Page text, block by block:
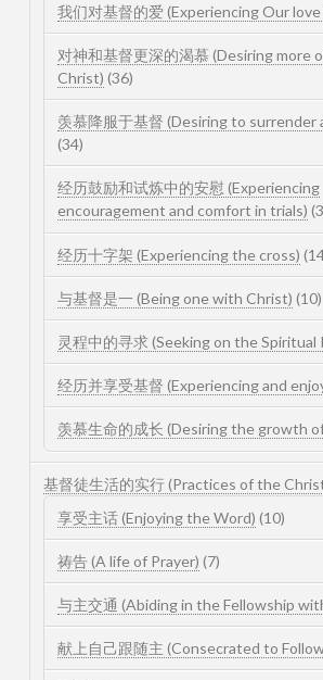
我们对基督的爱 (Experiencing Our
对神和基督更深的渴慕 (Desiring more
Christ) (36)
羡慕降服于基督 (Desiring to surrender
(34)
经历鼓励和试炼中的安慰 (Experiencing
encouragement and comfort in trials)
经历十字架 (Experiencing the cross)
与基督是一 (Being one with Christ) (10)
灵程中的寻求 (Seeking on the Spiritual
经历并享受基督 (Experiencing and
羡慕生命的成长 (Desiring the growth
基督徒生活的实行 (Practices of the
享受主话 (Enjoying the Word) (10)
祷告 (A life of Prayer) (7)
与主交通 (Abiding in the Fellowship
献上自己跟随主 (Consecrated to